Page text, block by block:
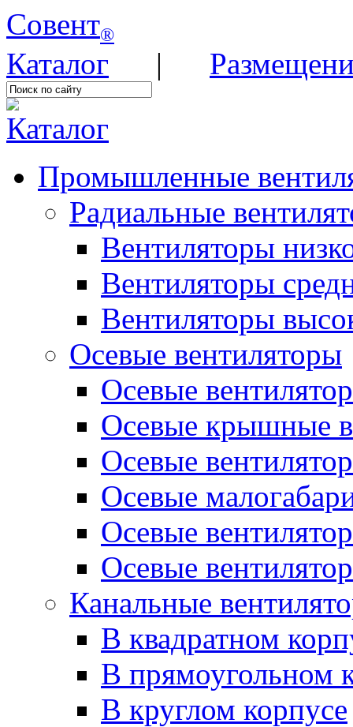
Совент®
Каталог |
Каталог
Промышленные
Радиальные
Вентиляторы
Вентиляторы
Вентиляторы
Осевые вентиляторы
Осевые
Осевые крышные
Осевые
Осевые
Осевые
Осевые
Канальные
В квадратном
В прямоугольном
В круглом корпусе